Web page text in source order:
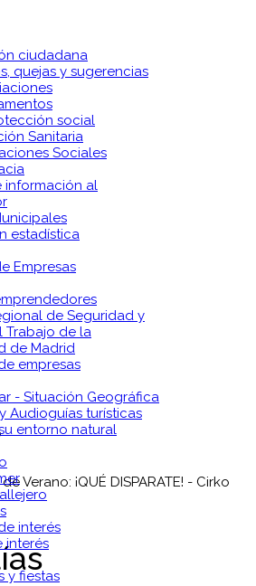
ciudadana
quejas y sugerencias
social
Sanitaria
Sociales
información al
estadística
Empresas
de Seguridad y
Trabajo de la
de Madrid
empresas
- Situación Geográfica
Audioguías turísticas
entorno natural
interés
interés
y fiestas
Verano: ¡QUÉ DISPARATE! - Cirko